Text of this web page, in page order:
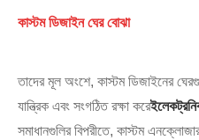
কাস্টম ডিজাইন ঘের বোঝা
তাদের মূল অংশে, কাস্টম ডিজাইনের
যান্ত্রিক এবং সংগঠিত রক্ষা করে
সমাধানগুলির বিপরীতে, কাস্টম